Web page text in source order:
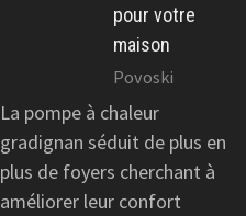
pour votre
maison
Povoski
La pompe à chaleur
gradignan séduit de plus en
plus de foyers cherchant à
améliorer leur confort